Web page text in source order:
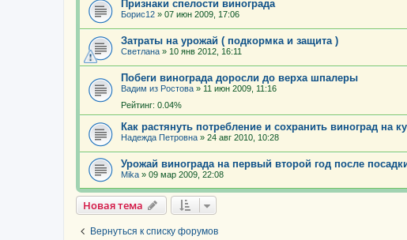
Признаки спелости винограда
Борис12 » 07 июн 2009, 17:06
Затраты на урожай ( подкормка и защита )
Светлана » 10 янв 2012, 16:11
Побеги винограда доросли до верха шпалеры
Вадим из Ростова » 11 июн 2009, 11:16
Рейтинг: 0.04%
Как растянуть потребление и сохранить виноград на
Надежда Петровна » 24 авг 2010, 10:28
Урожай винограда на первый второй год после
Mika » 09 мар 2009, 22:08
Новая тема
Вернуться к списку форумов